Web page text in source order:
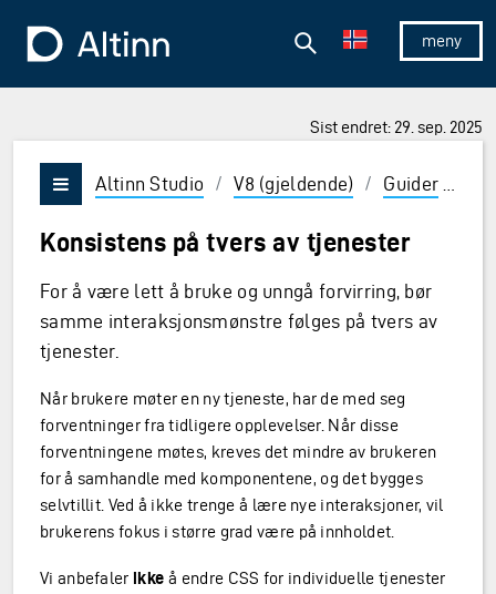
Vis/skjul
Søk
Sist endret: 29. sep. 2025
og Enter for å velge
Vis/skjul meny
Altinn Studio / V8 (gjeldende) / Guider
Konsistens på tvers av tjenester
For å være lett å bruke og unngå forvirring, bør
samme interaksjonsmønstre følges på tvers av
tjenester.
Når brukere møter en ny tjeneste, har de med seg
forventninger fra tidligere opplevelser. Når disse
forventningene møtes, kreves det mindre av brukeren
for å samhandle med komponentene, og det bygges
selvtillit. Ved å ikke trenge å lære nye interaksjoner, vil
brukerens fokus i større grad være på innholdet.
Vi anbefaler ikke å endre CSS for individuelle tjenester